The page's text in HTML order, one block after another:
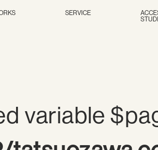
SERVICE
variable